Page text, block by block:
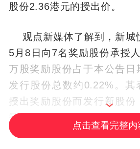
股份2.36港元的授出价。
观点新媒体了解到，新城
5月8日向7名奖励股份承授
万股奖励股份占于本公告日
发行股份总数约0.22%。其
授出奖励股份而发行新股份
等奖励股份将不会对公司现
成任何摊薄影响。 详细 >>
点击查看完整内